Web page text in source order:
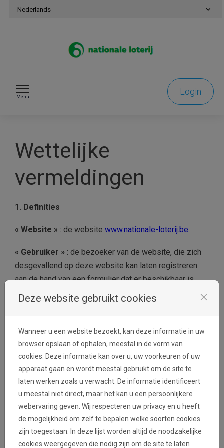
Naar inhoud gaan
Nederlands
Menu
Login
Wettelijke
vermeldingen
1. Definities
« Website » : de website www.nationale-loterij.be.
« Gebruiker » : de bezoeker van de website, die zich
desgevallend op deze website kan laten registreren
aan de hand van een formulier dat er beschikbaar is.
« Gegevens van de Nationale Loterij »
: alles wat op
gegevens, slogans, vermeldingen, gegevensbanken,
grafieken, statistieken, foto’s, beelden, portretfoto’s,
illustraties, tekeningen, logo’s, beeldmerken,
woordmerken, geluidsopnames, films, animatieseries,
reproducties, ideeën, concepten, enz.
2. Eigendom enhosting
De Nationale Loterij is de eigenaar van de website, en
Deze website gebruikt cookies close
Wanneer u een website bezoekt, kan deze informatie in uw
browser opslaan of ophalen, meestal in de vorm van
cookies. Deze informatie kan over u, uw voorkeuren of uw
apparaat gaan en wordt meestal gebruikt om de site te
laten werken zoals u verwacht. De informatie identificeert
u meestal niet direct, maar het kan u een persoonlijkere
webervaring geven. Wij respecteren uw privacy en u heeft
de mogelijkheid om zelf te bepalen welke soorten cookies
zijn toegestaan. In deze lijst worden altijd de noodzakelijke
cookies weergegeven die nodig zijn om de site te laten